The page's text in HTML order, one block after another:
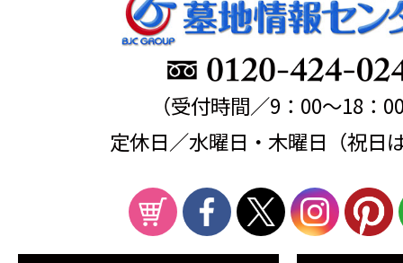
（受付時間／9：00～18：
定休日／水曜日・木曜日（祝日